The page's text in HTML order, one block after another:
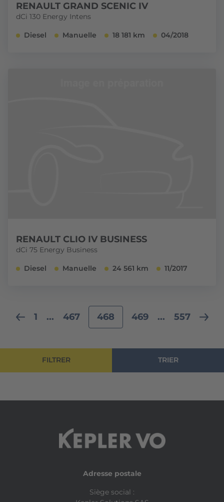
FILTRER TRIER
RENAULT GRAND SCENIC IV
dCi 130 Energy Intens
Diesel Manuelle 18 181 km 04/2018
RENAULT CLIO IV BUSINESS
dCi 75 Energy Business
Diesel Manuelle 24 561 km 11/2017
1 ... 467 468 469 ... 557
Adresse postale
Siège social :